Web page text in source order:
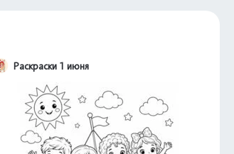
Раскраски 1 июня